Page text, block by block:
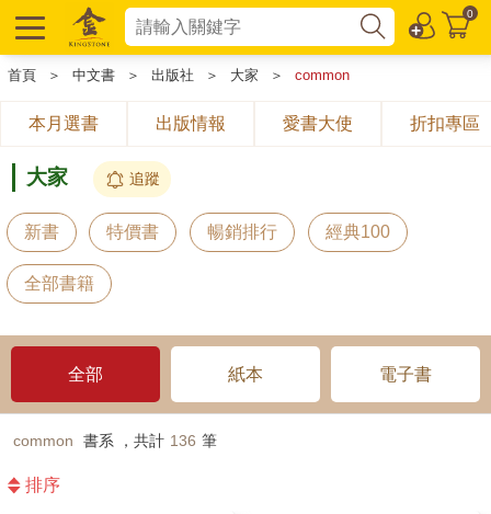
0
首頁 ＞ 中文書 ＞ 出版社 ＞ 大家 ＞ common
本月選書 出版情報 愛書大使 折扣專區
大家 追蹤
新書 特價書 暢銷排行 經典100
全部書籍
全部 紙本 電子書
common 書系 ，共計 136 筆
排序